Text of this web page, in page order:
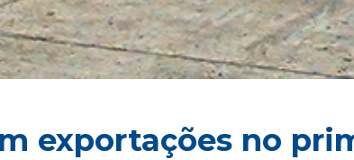
exportações no